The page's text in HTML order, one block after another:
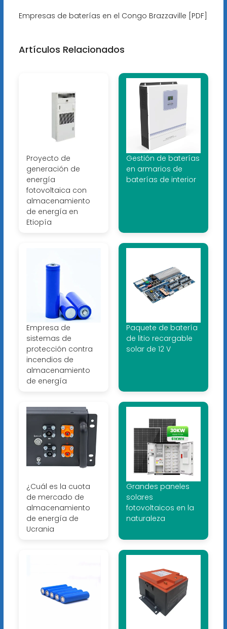
Empresas de baterías en el Congo Brazzaville [PDF]
Artículos Relacionados
Proyecto de
generación de
energía
fotovoltaica con
almacenamiento
de energía en
Etiopía
Gestión de baterías
en armarios de
baterías de interior
Empresa de
sistemas de
protección contra
incendios de
almacenamiento
de energía
Paquete de batería
de litio recargable
solar de 12 V
¿Cuál es la cuota
de mercado de
almacenamiento
de energía de
Ucrania
Grandes paneles
solares
fotovoltaicos en la
naturaleza